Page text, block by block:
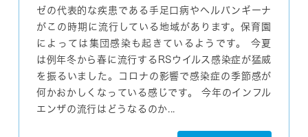
ゼの代表的な疾患である手足口病やヘルパンギーナ
がこの時期に流行している地域があります。保育園
によっては集団感染も起きているようです。 今夏
は例年冬から春に流行するRSウイルス感染症が猛威
を振るいました。コロナの影響で感染症の季節感が
何かおかしくなっている感じです。 今年のインフル
エンザの流行はどうなるのか...